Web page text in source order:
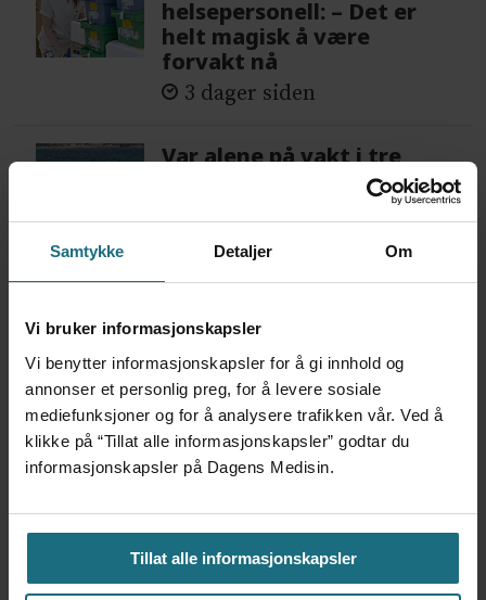
Samtykke Detaljer Om
Vi bruker informasjonskapsler
Vi benytter informasjonskapsler for å gi innhold og
annonser et personlig preg, for å levere sosiale
mediefunksjoner og for å analysere trafikken vår. Ved å
klikke på “Tillat alle informasjonskapsler” godtar du
informasjonskapsler på Dagens Medisin.
Tillat alle informasjonskapsler
helsepersonell: – Det er
helt magisk å være
forvakt nå
3 dager siden
Var alene på vakt i tre
måneder – i en 16-fots
1 dag siden
frem at han døgnet før
hadde drukket 25 vodka
Red Bull
2 dager siden
Mistanken var ikke et
6 dager siden